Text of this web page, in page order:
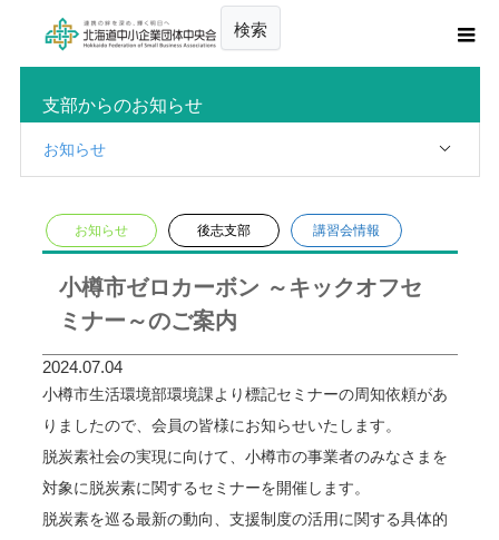
検索
支部からのお知らせ
お知らせ
お知らせ 後志支部 講習会情報
小樽市ゼロカーボン ～キックオフセ
ミナー～のご案内
2024.07.04
小樽市生活環境部環境課より標記セミナーの周知依頼があ
りましたので、会員の皆様にお知らせいたします。
脱炭素社会の実現に向けて、小樽市の事業者のみなさまを
対象に脱炭素に関するセミナーを開催します。
脱炭素を巡る最新の動向、支援制度の活用に関する具体的